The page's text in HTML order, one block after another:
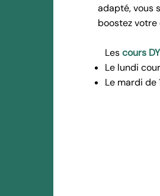
adapté, vous
boostez votre
Lescours
Le lundi
Le mardi de